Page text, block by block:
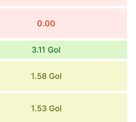
0.00
3.11 Gol
1.58 Gol
1.53 Gol